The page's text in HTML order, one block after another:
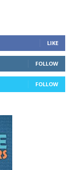
LIKE
FOLLOW
FOLLOW